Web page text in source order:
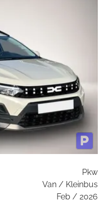
Pkw
Van / Kleinbus
Feb / 2026